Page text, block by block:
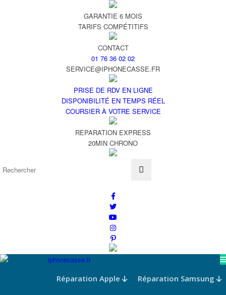
GARANTIE 6 MOIS
TARIFS COMPÉTITIFS
CONTACT
01 76 36 02 02
SERVICE@IPHONECASSE.FR
PRISE DE RDV EN LIGNE
DISPONIBILITÉ EN TEMPS RÉEL
COURSIER À VOTRE SERVICE
REPARATION EXPRESS
20MIN CHRONO
Réparation Apple Réparation Samsung